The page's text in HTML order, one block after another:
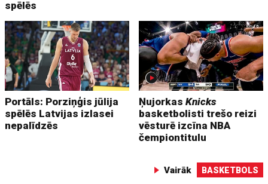
spēlēs
Portāls: Porziņģis jūlija
spēlēs Latvijas izlasei
nepalīdzēs
ŅujorkasKnicks
basketbolisti trešo reizi
vēsturē izcīna NBA
čempiontitulu
Vairāk BASKETBOLS